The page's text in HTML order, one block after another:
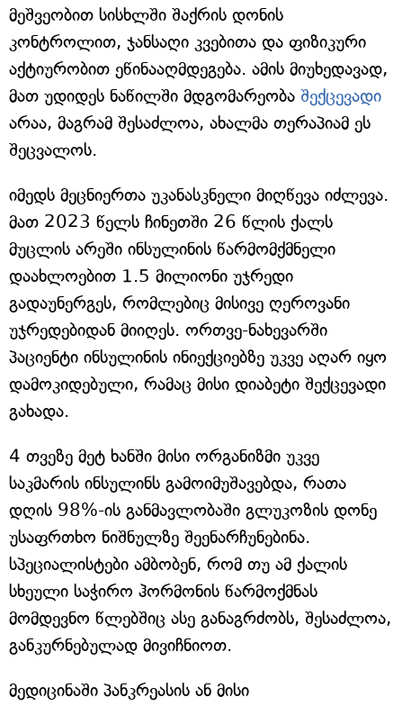
მეშვეობით სისხლში შაქრის დონის
კონტროლით, ჯანსაღი კვებითა და ფიზიკური
აქტიურობით ეწინააღმდეგება. ამის მიუხედავად,
მათ უდიდეს ნაწილში მდგომარეობა შექცევადი
არაა, მაგრამ შესაძლოა, ახალმა თერაპიამ ეს
შეცვალოს.
იმედს მეცნიერთა უკანასკნელი მიღწევა იძლევა.
მათ 2023 წელს ჩინეთში 26 წლის ქალს
მუცლის არეში ინსულინის წარმომქმნელი
დაახლოებით 1.5 მილიონი უჯრედი
გადაუნერგეს, რომლებიც მისივე ღეროვანი
უჯრედებიდან მიიღეს. ორთვე-ნახევარში
პაციენტი ინსულინის ინიექციებზე უკვე აღარ იყო
დამოკიდებული, რამაც მისი დიაბეტი შექცევადი
გახადა.
4 თვეზე მეტ ხანში მისი ორგანიზმი უკვე
საკმარის ინსულინს გამოიმუშავებდა, რათა
დღის 98%-ის განმავლობაში გლუკოზის დონე
უსაფრთხო ნიშნულზე შეენარჩუნებინა.
სპეციალისტები ამბობენ, რომ თუ ამ ქალის
სხეული საჭირო ჰორმონის წარმოქმნას
მომდევნო წლებშიც ასე განაგრძობს, შესაძლოა,
განკურნებულად მივიჩნიოთ.
მედიცინაში პანკრეასის ან მისი